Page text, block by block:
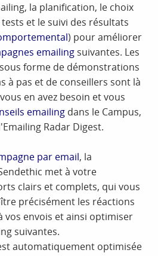
la planification, le choix
et le suivi des résultats
) pour améliorer
emailing suivantes. Les
forme de démonstrations
à pas et de conseillers sont là
en avez besoin et vous
emailing dans le Campus,
Radar Digest.
par email, la
met à votre
clairs et complets, qui vous
précisément les réactions
vos envois et ainsi optimiser
suivantes.
automatiquement optimisée